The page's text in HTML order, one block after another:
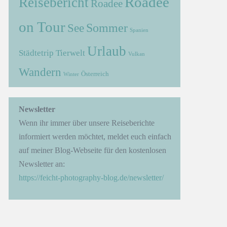
Roadee
on Tour See Sommer Spanien
Städtetrip Tierwelt Urlaub Vulkan
Wandern Winter Österreich
Newsletter
Wenn ihr immer über unsere Reiseberichte
informiert werden möchtet, meldet euch einfach
auf meiner Blog-Webseite für den kostenlosen
Newsletter an:
https://feicht-photography-blog.de/newsletter/